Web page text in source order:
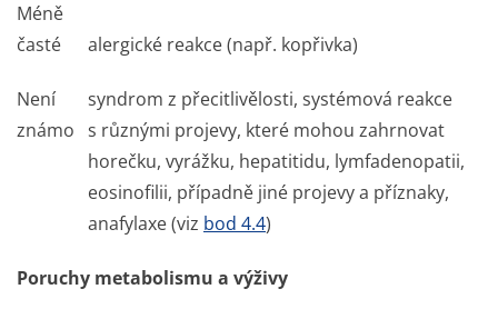
Méně
časté
alergické reakce (např. kopřivka)
Není
známo
syndrom z přecitlivělosti, systémová reakce
s různými projevy, které mohou zahrnovat
horečku, vyrážku, hepatitidu, lymfadenopatii,
eosinofilii, případně jiné projevy a příznaky,
anafylaxe (viz bod 4.4)
Poruchy metabolismu a výživy